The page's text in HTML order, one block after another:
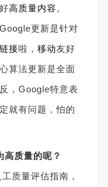
高质量内容 。
更新是针对
链接啦， 移动友好
算法更新是全面
，Google特意表
就有问题，怕的
质量的呢？
质量评估指南，